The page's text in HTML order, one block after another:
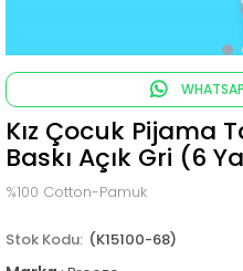
Kız Çocuk Pijama
Baskı Açık Gri (6
%100 Cotton-Pamuk
(K15100-68)